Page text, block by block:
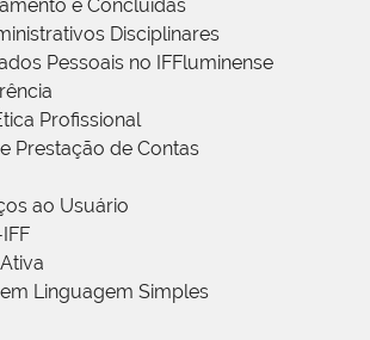
e Concluídas
Disciplinares
Pessoais no IFFluminense
Profissional
Prestação de Contas
ao Usuário
Linguagem Simples